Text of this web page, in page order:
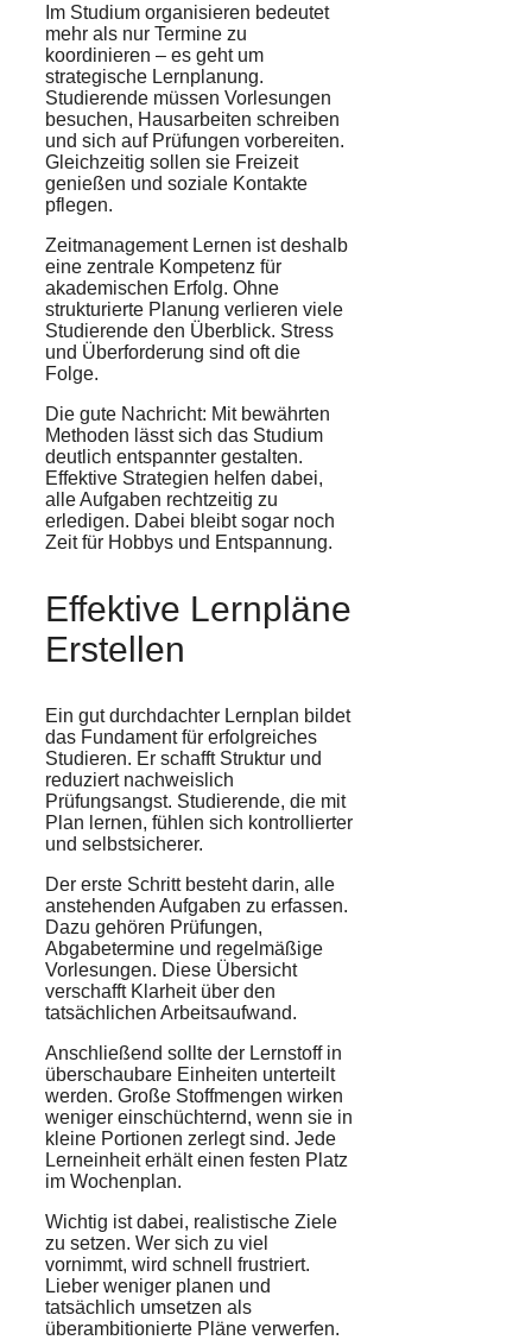
Im Studium organisieren bedeutet
mehr als nur Termine zu
koordinieren – es geht um
strategische Lernplanung.
Studierende müssen Vorlesungen
besuchen, Hausarbeiten schreiben
und sich auf Prüfungen vorbereiten.
Gleichzeitig sollen sie Freizeit
genießen und soziale Kontakte
pflegen.
Zeitmanagement Lernen ist deshalb
eine zentrale Kompetenz für
akademischen Erfolg. Ohne
strukturierte Planung verlieren viele
Studierende den Überblick. Stress
und Überforderung sind oft die
Folge.
Die gute Nachricht: Mit bewährten
Methoden lässt sich das Studium
deutlich entspannter gestalten.
Effektive Strategien helfen dabei,
alle Aufgaben rechtzeitig zu
erledigen. Dabei bleibt sogar noch
Zeit für Hobbys und Entspannung.
Effektive Lernpläne
Erstellen
Ein gut durchdachter Lernplan bildet
das Fundament für erfolgreiches
Studieren. Er schafft Struktur und
reduziert nachweislich
Prüfungsangst. Studierende, die mit
Plan lernen, fühlen sich kontrollierter
und selbstsicherer.
Der erste Schritt besteht darin, alle
anstehenden Aufgaben zu erfassen.
Dazu gehören Prüfungen,
Abgabetermine und regelmäßige
Vorlesungen. Diese Übersicht
verschafft Klarheit über den
tatsächlichen Arbeitsaufwand.
Anschließend sollte der Lernstoff in
überschaubare Einheiten unterteilt
werden. Große Stoffmengen wirken
weniger einschüchternd, wenn sie in
kleine Portionen zerlegt sind. Jede
Lerneinheit erhält einen festen Platz
im Wochenplan.
Wichtig ist dabei, realistische Ziele
zu setzen. Wer sich zu viel
vornimmt, wird schnell frustriert.
Lieber weniger planen und
tatsächlich umsetzen als
überambitionierte Pläne verwerfen.